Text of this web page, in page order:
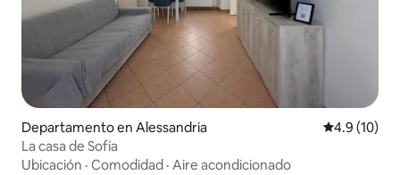
Departamento en Alessandria Calificación
4.9 (10)
La casa de Sofía
Ubicación · Comodidad · Aire acondicionado